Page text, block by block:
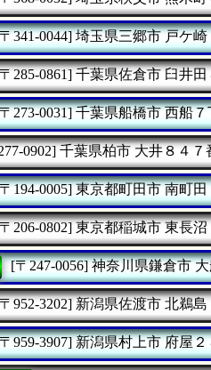
341-0044] 埼玉県三郷市戸ケ崎
285-0861] 千葉県佐倉市 臼井田
273-0031] 千葉県船橋市西船７
0902] 千葉県柏市 大井８４７
194-0005] 東京都町田市南町田
206-0802] 東京都稲城市 東長沼
[〒247-0056] 神奈川県鎌倉市大
952-3202] 新潟県佐渡市 北鵜島
959-3907] 新潟県村上市府屋２